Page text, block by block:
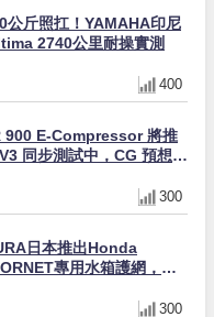
公斤照扛！YAMAHA印尼
2740公里耐操實測
400
900 E-Compressor 將推
同步測試中，CG 預想曝
300
日本推出Honda
專用水箱護網，六
300